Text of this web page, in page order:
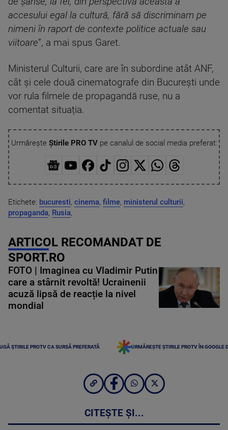
accesului egal la cultură, fără să discriminam pe
nimeni în raport de contexte politice actuale sau
viitoare”, a mai spus Garet.
Ministerul Culturii, care are în subordine atât ANF,
cât și cele două cinematografe din București unde
vor rula filmele de propagandă ruse, nu a
comentat situația.
Urmărește Știrile PRO TVpe canalul de social media preferat:
Etichete: bucuresti, cinema, filme, ministerul culturii,
propaganda, Rusia,
ARTICOL RECOMANDAT DE
SPORT.RO
FOTO | Imaginea cu Vladimir Putin
care a stârnit revoltă! Ucrainenii
acuză lipsă de reacție la nivel
mondial
ȘTIRILE PROTV CA SURSĂ PREFERATĂ URMĂREȘTE ȘTIRILE PROTV ÎN GOOGLE
CITEȘTE ȘI...